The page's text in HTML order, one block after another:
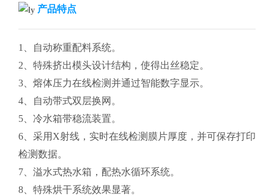
产品特点
1、自动称重配料系统。
2、特殊挤出模头设计结构，使得出丝稳定。
3、熔体压力在线检测并通过智能数字显示。
4、自动带式双层换网。
5、冷水箱带稳流装置。
6、采用X射线，实时在线检测膜片厚度，并可保存打印
检测数据。
7、溢水式热水箱，配热水循环系统。
8、特殊烘干系统效果显著。